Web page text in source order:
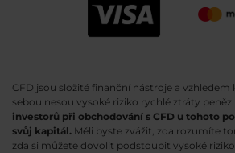
CFD jsou složité finanční nástroje a vzhledem
sebou nesou vysoké riziko rychlé ztráty peněz.
investorů při obchodování s CFD u tohoto
svůj kapitál. Měli byste zvážit, zda rozumíte
zda si můžete dovolit podstoupit vysoké